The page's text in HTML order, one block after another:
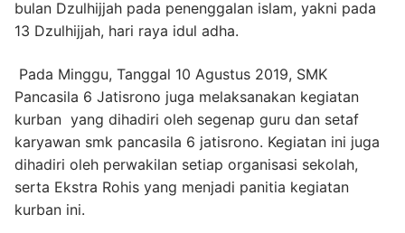
bulan Dzulhijjah pada penenggalan islam, yakni pada
13 Dzulhijjah, hari raya idul adha.
Pada Minggu, Tanggal 10 Agustus 2019, SMK
Pancasila 6 Jatisrono juga melaksanakan kegiatan
kurban yang dihadiri oleh segenap guru dan setaf
karyawan smk pancasila 6 jatisrono. Kegiatan ini juga
dihadiri oleh perwakilan setiap organisasi sekolah,
serta Ekstra Rohis yang menjadi panitia kegiatan
kurban ini.